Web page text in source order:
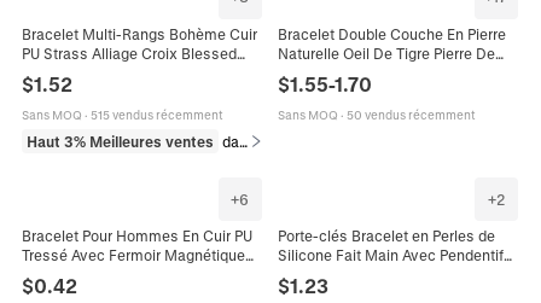
Bracelet Multi-Rangs Bohème Cuir
PU Strass Alliage Croix Blessed
Mode
$1.52
Sans MOQ · 515 vendus récemment
Haut 3% Meilleures ventes
Bracelet Double Couche En Pierre
Naturelle Oeil De Tigre Pierre De
Magnétique Pour Hommes
$1.55-1.70
Sans MOQ · 50 vendus récemment
+6
Bracelet Pour Hommes En Cuir PU
Tressé Avec Fermoir Magnétique
En Alliage Simple Rétro Tissé À La
Main Bijoux Décontractés
$0.42
+2
Porte-clés Bracelet en Perles de
Silicone Fait Main Avec Pendentif
Animal Vache Cerf et Gland en Cuir
Bracelet pour Femme
$1.23